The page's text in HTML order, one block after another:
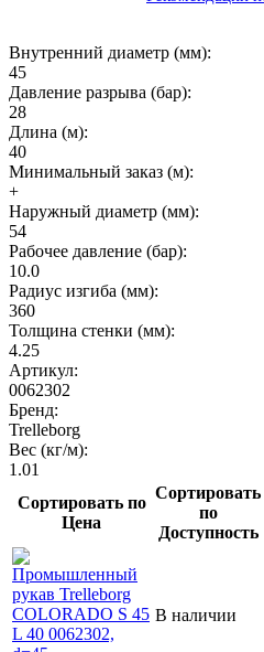
Внутренний диаметр (мм):
45
Давление разрыва (бар):
28
Длина (м):
40
Минимальный заказ (м):
+
Наружный диаметр (мм):
54
Рабочее давление (бар):
10.0
Радиус изгиба (мм):
360
Толщина стенки (мм):
4.25
Артикул:
0062302
Бренд:
Trelleborg
Вес (кг/м):
1.01
Сортировать по
Цена
Сортировать
по
Доступность
В наличии